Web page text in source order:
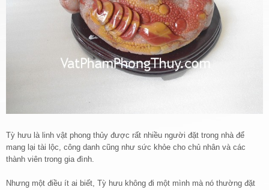
Tỳ hưu là linh vật phong thủy được rất nhiều người đặt trong nhà để
mang lại tài lộc, công danh cũng như sức khỏe cho chủ nhân và các
thành viên trong gia đình.
Nhưng một điều ít ai biết, Tỳ hưu không đi một mình mà nó thường đặt